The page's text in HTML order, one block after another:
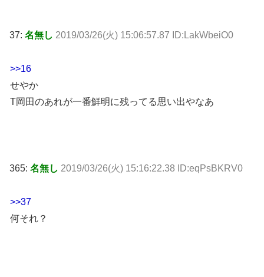
37: 名無し 2019/03/26(火) 15:06:57.87 ID:LakWbeiO0
>>16
せやか
T岡田のあれが一番鮮明に残ってる思い出やなあ
365: 名無し 2019/03/26(火) 15:16:22.38 ID:eqPsBKRV0
>>37
何それ？